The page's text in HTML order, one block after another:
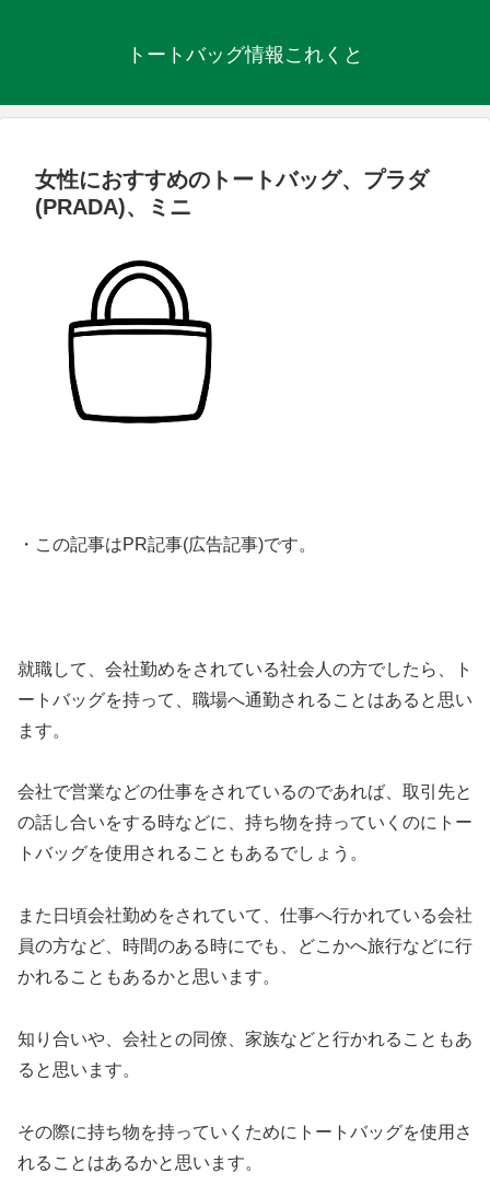
トートバッグ情報これくと
女性におすすめのトートバッグ、プラダ
(PRADA)、ミニ
・この記事はPR記事(広告記事)です。
就職して、会社勤めをされている社会人の方でしたら、ト
ートバッグを持って、職場へ通勤されることはあると思い
ます。
会社で営業などの仕事をされているのであれば、取引先と
の話し合いをする時などに、持ち物を持っていくのにトー
トバッグを使用されることもあるでしょう。
また日頃会社勤めをされていて、仕事へ行かれている会社
員の方など、時間のある時にでも、どこかへ旅行などに行
かれることもあるかと思います。
知り合いや、会社との同僚、家族などと行かれることもあ
ると思います。
その際に持ち物を持っていくためにトートバッグを使用さ
れることはあるかと思います。